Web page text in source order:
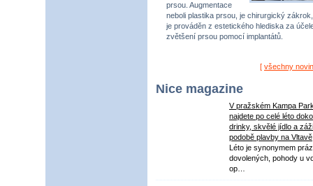
prsou. Augmentace
neboli plastika prsou, je chirurgický
je prováděn z estetického hlediska za
zvětšení prsou pomocí implantátů.
[ všechny
Nice magazine
V pražském Kampa
najdete po celé léto
drinky, skvělé jídlo a
podobě plavby na Vltavě
Léto je synonymem
dovolených, pohody u
op…